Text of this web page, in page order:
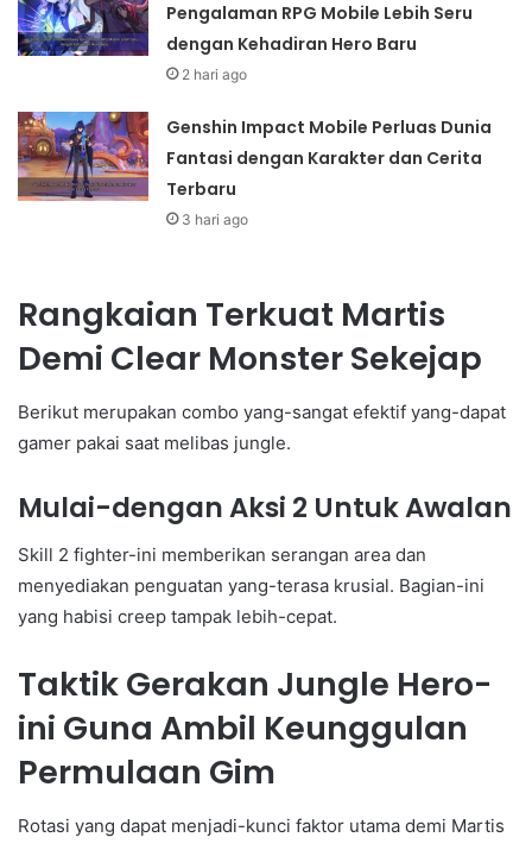
Pengalaman RPG Mobile Lebih Seru
dengan Kehadiran Hero Baru
2 hari ago
Genshin Impact Mobile Perluas Dunia
Fantasi dengan Karakter dan Cerita
Terbaru
3 hari ago
Rangkaian Terkuat Martis
Demi Clear Monster Sekejap
Berikut merupakan combo yang-sangat efektif yang-dapat
gamer pakai saat melibas jungle.
Mulai-dengan Aksi 2 Untuk Awalan
Skill 2 fighter-ini memberikan serangan area dan
menyediakan penguatan yang-terasa krusial. Bagian-ini
yang habisi creep tampak lebih-cepat.
Taktik Gerakan Jungle Hero-
ini Guna Ambil Keunggulan
Permulaan Gim
Rotasi yang dapat menjadi-kunci faktor utama demi Martis